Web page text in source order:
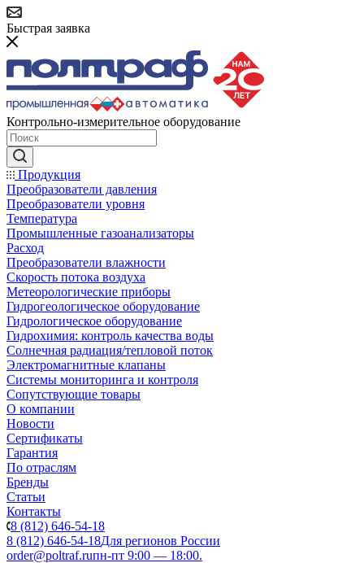
Быстрая заявка
Контрольно-измерительное оборудование
Продукция
Преобразователи давления
Преобразователи уровня
Температура
Промышленные газоанализаторы
Расход
Преобразователи влажности
Скорость потока воздуха
Метеорологические приборы
Гидрогеологическое оборудование
Гидрологическое оборудование
Гидрохимия: контроль качества воды
Солнечная радиация/тепловой поток
Электромагнитные клапаны
Системы мониторинга и контроля
Сопутствующие товары
О компании
Новости
Сертификаты
Гарантия
По отраслям
Бренды
Статьи
Контакты
8 (812) 646-54-18
8 (812) 646-54-18Для регионов России
order@poltraf.ruпн-пт 9:00 — 18:00.